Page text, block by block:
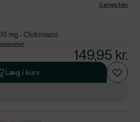
Canesten
mg - Clotrimazol
149,95 kr.
Læg i kurv